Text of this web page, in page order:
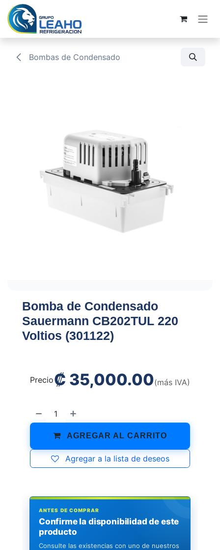
Ir al contenido
Bombas de Condensado
Bomba de Condensado
Sauermann CB202TUL 220
Voltios (301122)
AGREGAR AL CARRITO
Agregar a la lista de deseos
Precio₡ 35,000.00(más IVA)
ANTES DE COMPRAR
Confirme la disponibilidad de este
producto
Consulte las existencias con uno de nuestros